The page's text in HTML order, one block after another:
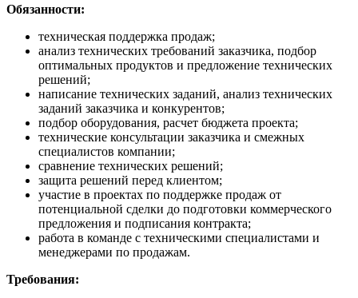
Обязанности:
техническая поддержка продаж;
анализ технических требований заказчика, подбор
оптимальных продуктов и предложение технических
решений;
написание технических заданий, анализ технических
заданий заказчика и конкурентов;
подбор оборудования, расчет бюджета проекта;
технические консультации заказчика и смежных
специалистов компании;
сравнение технических решений;
защита решений перед клиентом;
участие в проектах по поддержке продаж от
потенциальной сделки до подготовки коммерческого
предложения и подписания контракта;
работа в команде с техническими специалистами и
менеджерами по продажам.
Требования: